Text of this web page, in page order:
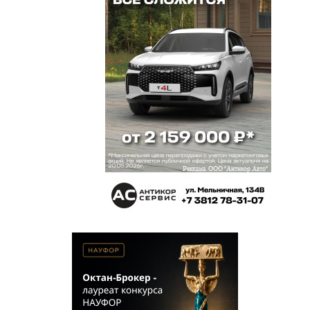
8 мая 2014 в 14:10:
Отличный магазин!покупала там йогуртницу
недели 2 назад.Позвонил менеджер, рассказал
по доставке и срокам.Все устроило.привезли
быстрее, чем обещали. Забирала сама с пункта
выдачи (мне так было удобнее), очень вежливые
консультанты.Приятно, что омичи тоже
научились грамотно работать!
8 мая 2014 в 14:06:
Хороший магазин, богатый ассортимент,
своевременная доставка. Приятно, что данный
магазин открыт именно в Омске. Удачи в
продажах. Счастливых и довольных клиентов!
Никифор Солнцев 8 мая 2014 в 14:02:
Покупал холодильник side by side. Живу в Омске,
сравнивал цены по маркету, у Намы самая
низкая была + доставка до подъезда. Привезли
через 10 дней, но срок обговорили сразу, я как
раз доделывал ремонт. Привезли холодильник и